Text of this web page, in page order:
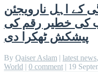
کے اہل نارویجئن
کی خطیر رقم کی
پیشکش ٹھکرا دی
By Qaiser Aslam | latest news,
World | 0 comment | 19